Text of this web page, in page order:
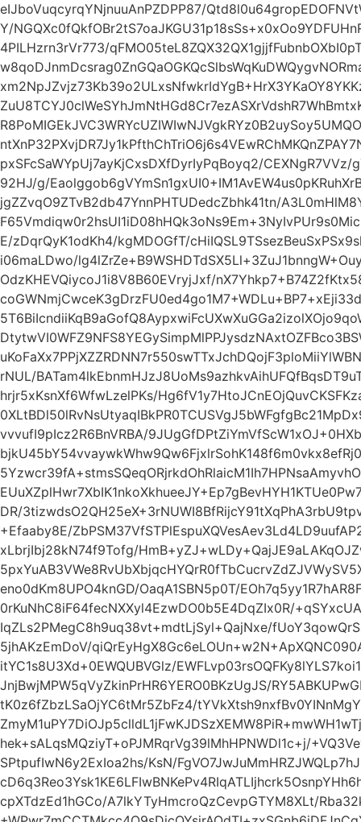
eIJboVuqcyrqYNjnuuAnPZDPP87/
Y/
4PILHzrn3rVr773/
pxSFcSaWYpUj7ayKjCxsDXfDyrIyPqBoyq2/
92HJ/g/
jgZZvqO9ZTvB2db47YnnPHTUDedcZbhk41tn/
E/zDqrQyK1odKh4/kgMDOGfT/
i06maLDwo/
OdzKHEVQiycoJ1i8V8B60EVryjJxf/
rNUL/
hrjr5xKsnXf6WfwLzelPKs/
vvvufI9pIcz2R6BnVRBA/
DR/
+Efaaby8E/
xLbrjIbj28kN74f9Tofg/
eno0dKm8UPO4knGD/OaqA1SBN5p0T/
0rKuNhC8iF64fecNXXyl4EzwDO0b5E4DqZIx0R/
IqZLs2PMegC8h9uq38vt+mdtLjSyl+QajNxe/
5jhAKzEmDoV/
itYC1s8U3Xd+0EWQUBVGlz/
JnjBwjMPW5qVyZkinPrHR6YERO0BKzUgJS/
tK0z6fZbzLSaOjYC6tMr5ZbFz4/
hek+sALqsMQziyT+oPJMRqrVg39lMhHPNWDl1c+j/
SPtpufIwN6y2ExIoa2hs/KsN/
cpXTdzEd1hGCo/A7lkYTyHmcroQzCevpGTYM8XLt/